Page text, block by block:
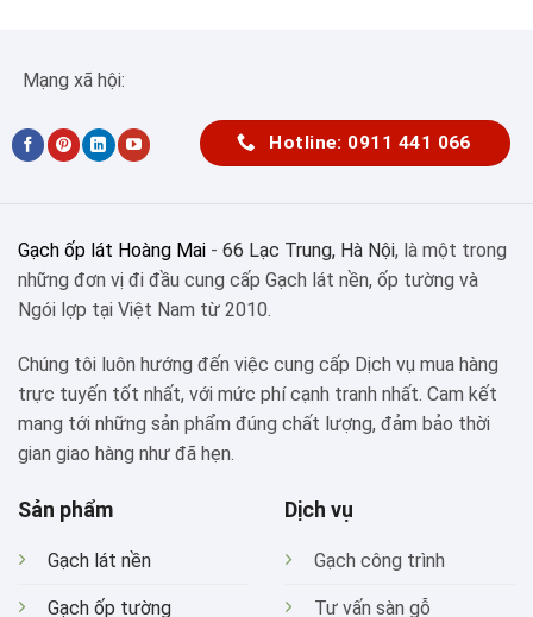
Mạng xã hội:
Hotline: 0911 441 066
Gạch ốp lát Hoàng Mai - 66 Lạc Trung, Hà Nội, là một trong
những đơn vị đi đầu cung cấp Gạch lát nền, ốp tường và
Ngói lợp tại Việt Nam từ 2010.
Chúng tôi luôn hướng đến việc cung cấp Dịch vụ mua hàng
trực tuyến tốt nhất, với mức phí cạnh tranh nhất. Cam kết
mang tới những sản phẩm đúng chất lượng, đảm bảo thời
gian giao hàng như đã hẹn.
Sản phẩm
Gạch lát nền
Gạch ốp tường
Dịch vụ
Gạch công trình
Tư vấn sàn gỗ